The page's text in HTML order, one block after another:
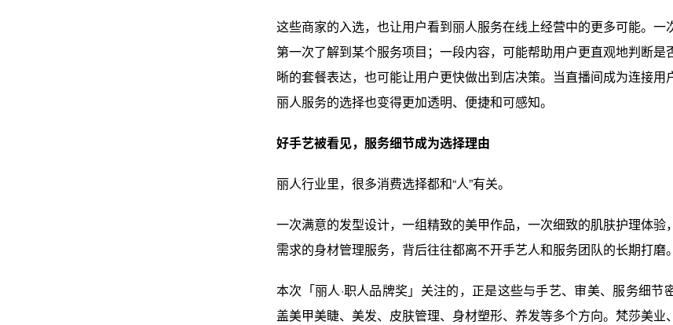
这些商家的入选，也让用户看到丽人服务在线上经营中的更多可能。一
第一次了解到某个服务项目；一段内容，可能帮助用户更直观地判断是
晰的套餐表达，也可能让用户更快做出到店决策。当直播间成为连接用
丽人服务的选择也变得更加透明、便捷和可感知。
好手艺被看见，服务细节成为选择理由
丽人行业里，很多消费选择都和“人”有关。
一次满意的发型设计，一组精致的美甲作品，一次细致的肌肤护理体验
需求的身材管理服务，背后往往都离不开手艺人和服务团队的长期打磨。
本次「丽人·职人品牌奖」关注的，正是这些与手艺、审美、服务细节
盖美甲美睫、美发、皮肤管理、身材塑形、养发等多个方向。梵莎美业